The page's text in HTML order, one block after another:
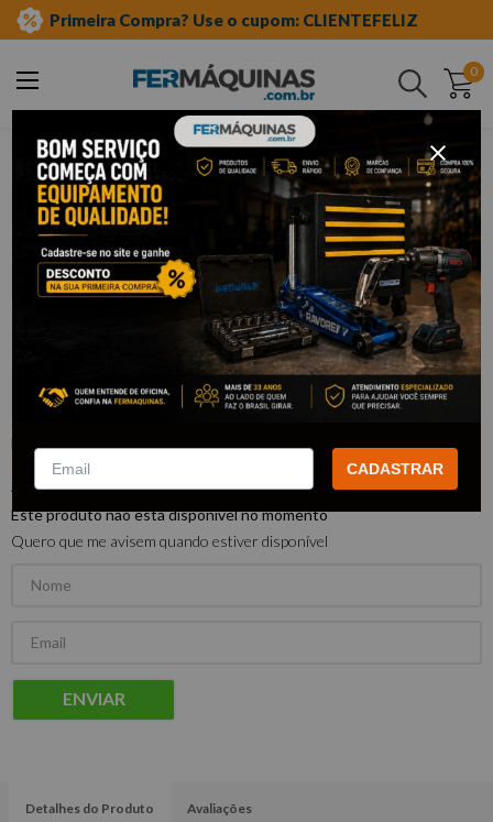
Primeira Compra? Use o cupom: CLIENTEFELIZ
0
Buscar
auto elétrica retirar bomba elétrica
Chave de Garras p/ Porca da Bomba de
Combustível – R108003 RAVEN
Este produto não está disponível no momento
Quero que me avisem quando estiver disponível
ENVIAR
Detalhes do Produto Avaliações
CADASTRAR